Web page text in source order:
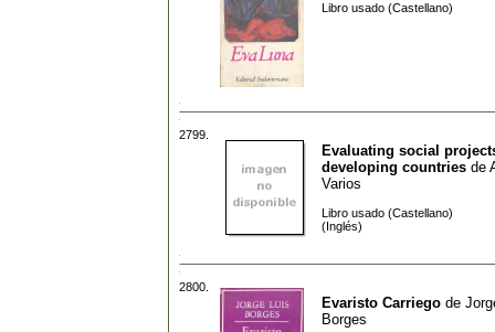
Libro usado (Castellano)
2799.
Evaluating social
developing countries de
Varios
Libro usado (Castellano)
(Inglés)
2800.
Evaristo Carriego de
Borges